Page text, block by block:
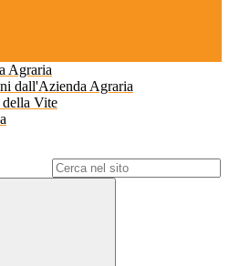
Agraria
dall'Azienda Agraria
della Vite